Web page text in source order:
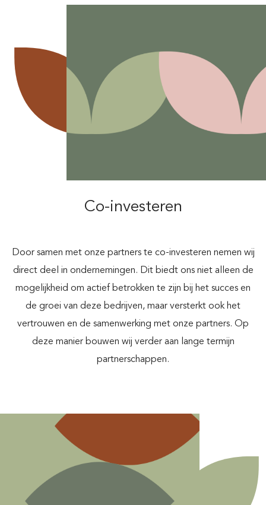
Co-investeren
Door samen met onze partners te co-investeren nemen wij
direct deel in ondernemingen. Dit biedt ons niet alleen de
mogelijkheid om actief betrokken te zijn bij het succes en
de groei van deze bedrijven, maar versterkt ook het
vertrouwen en de samenwerking met onze partners. Op
deze manier bouwen wij verder aan lange termijn
partnerschappen.